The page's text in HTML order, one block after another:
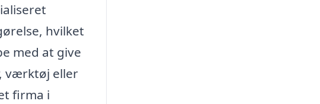
hvilket
med at give
værktøj eller
firma i